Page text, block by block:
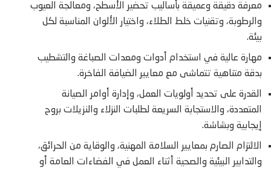
معرفة دقيقة وعميقة بأساليب تحضير الأسطح، ومعالجة العيوب
والرطوبة، وتقنيات خلط الطلاء، واختيار الألوان المناسبة لكل
بيئة.
مهارة عالية في استخدام أدوات ومعدات الصباغة والتشطيب
بدقة متناهية تتماشى مع معايير الضيافة الفاخرة.
القدرة على تحديد أولويات العمل، وإدارة أوامر الصيانة
المتعددة، والاستجابة السريعة لطلبات النزلاء والنزيلات بروح
إيجابية وبشاشة.
الالتزام الصارم بمعايير السلامة المهنية، والوقاية من الحرائق،
والتدابير البيئية والصحية أثناء العمل في الفضاءات العامة أو